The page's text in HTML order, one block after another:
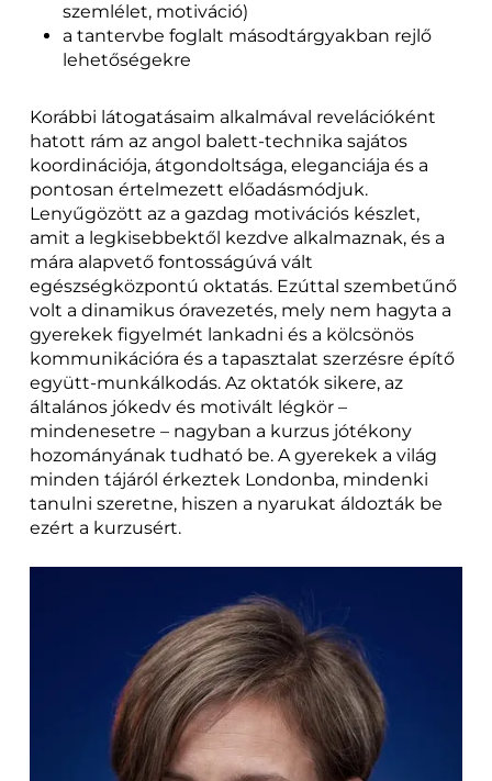
szemlélet, motiváció)
a tantervbe foglalt másodtárgyakban rejlő
lehetőségekre
Korábbi látogatásaim alkalmával revelációként
hatott rám az angol balett-technika sajátos
koordinációja, átgondoltsága, eleganciája és a
pontosan értelmezett előadásmódjuk.
Lenyűgözött az a gazdag motivációs készlet,
amit a legkisebbektől kezdve alkalmaznak, és a
mára alapvető fontosságúvá vált
egészségközpontú oktatás. Ezúttal szembetűnő
volt a dinamikus óravezetés, mely nem hagyta a
gyerekek figyelmét lankadni és a kölcsönös
kommunikációra és a tapasztalat szerzésre építő
együtt-munkálkodás. Az oktatók sikere, az
általános jókedv és motivált légkör –
mindenesetre – nagyban a kurzus jótékony
hozományának tudható be. A gyerekek a világ
minden tájáról érkeztek Londonba, mindenki
tanulni szeretne, hiszen a nyarukat áldozták be
ezért a kurzusért.